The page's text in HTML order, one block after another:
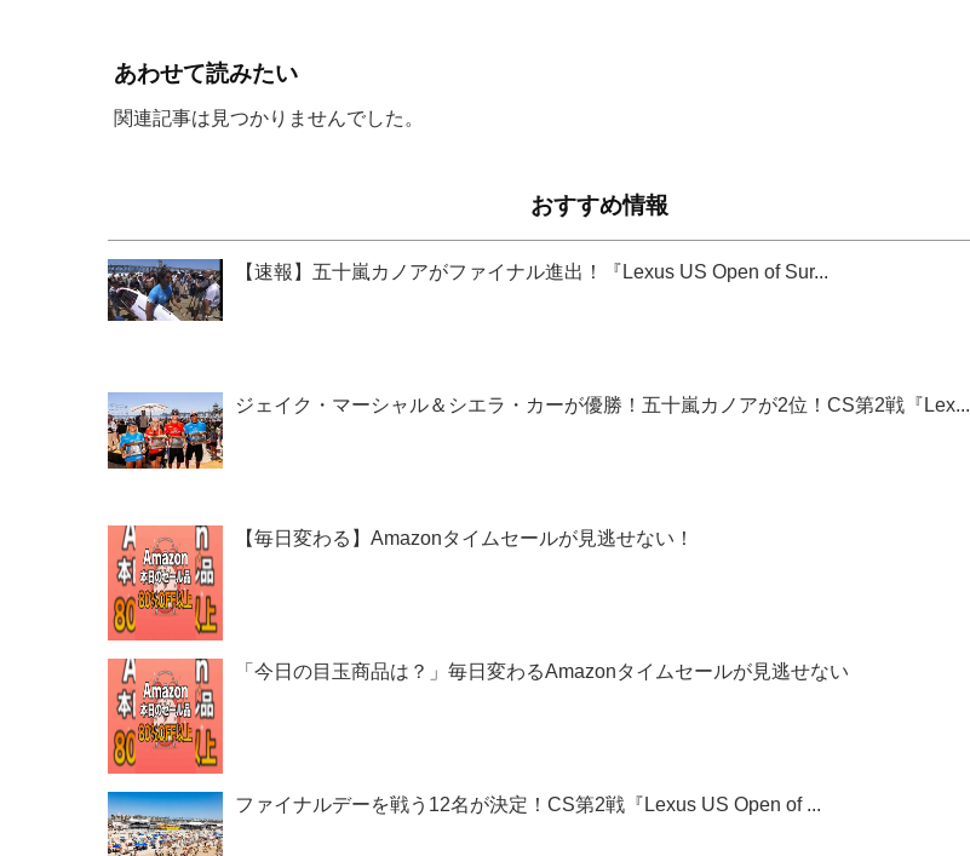
あわせて読みたい
関連記事は見つかりませんでした。
おすすめ情報
【速報】五十嵐カノアがファイナル進出！『Lexus US Open of Sur...
ジェイク・マーシャル＆シエラ・カーが優勝！五十嵐カノアが2位！CS第2戦『Lex...
【毎日変わる】Amazonタイムセールが見逃せない！
「今日の目玉商品は？」毎日変わるAmazonタイムセールが見逃せない
ファイナルデーを戦う12名が決定！CS第2戦『Lexus US Open of ...